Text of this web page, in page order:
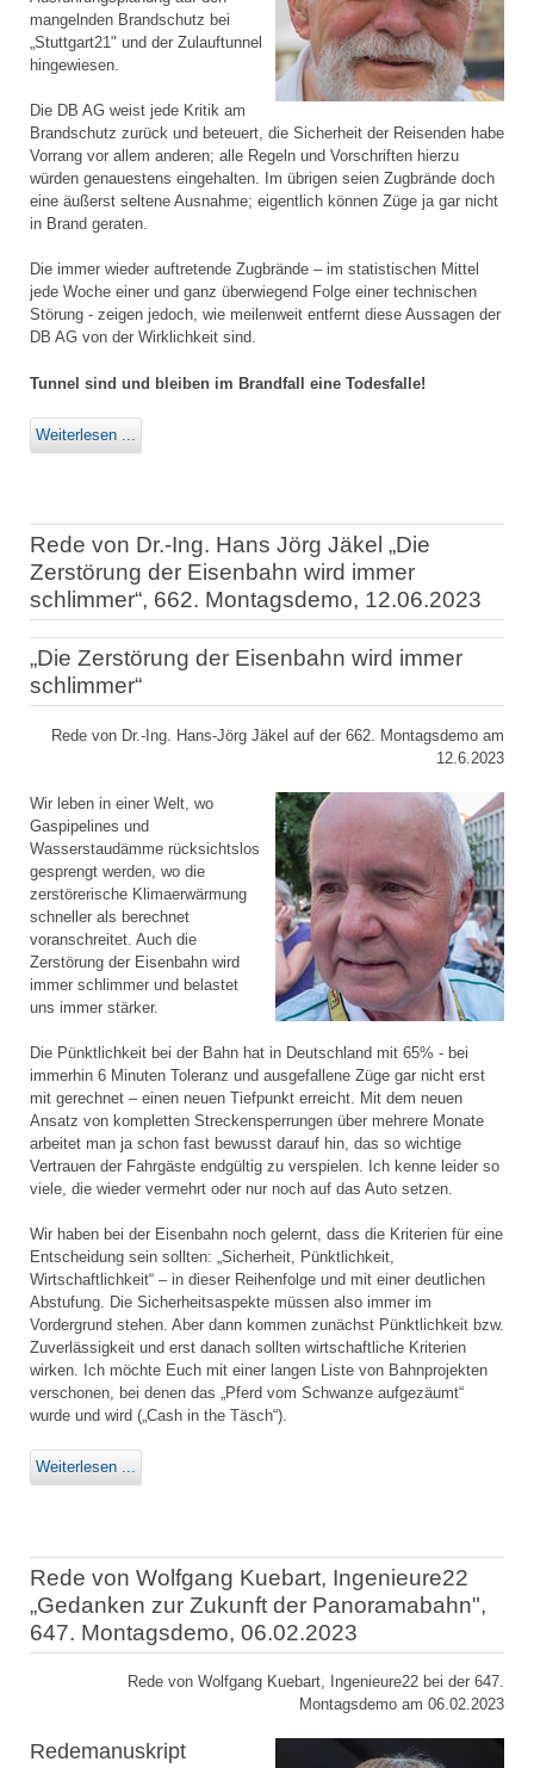
mangelnden Brandschutz bei
„Stuttgart21" und der Zulauftunnel
hingewiesen.
Die DB AG weist jede Kritik am
Brandschutz zurück und beteuert, die Sicherheit der Reisenden habe
Vorrang vor allem anderen; alle Regeln und Vorschriften hierzu
würden genauestens eingehalten. Im übrigen seien Zugbrände doch
eine äußerst seltene Ausnahme; eigentlich können Züge ja gar nicht
in Brand geraten.
Die immer wieder auftretende Zugbrände – im statistischen Mittel
jede Woche einer und ganz überwiegend Folge einer technischen
Störung - zeigen jedoch, wie meilenweit entfernt diese Aussagen der
DB AG von der Wirklichkeit sind.
Tunnel sind und bleiben im Brandfall eine Todesfalle!
Weiterlesen ...
Rede von Dr.-Ing. Hans Jörg Jäkel „Die
Zerstörung der Eisenbahn wird immer
schlimmer“, 662. Montagsdemo, 12.06.2023
„Die Zerstörung der Eisenbahn wird immer
schlimmer“
Rede von Dr.-Ing. Hans-Jörg Jäkel auf der 662. Montagsdemo am
12.6.2023
Wir leben in einer Welt, wo
Gaspipelines und
Wasserstaudämme rücksichtslos
gesprengt werden, wo die
zerstörerische Klimaerwärmung
schneller als berechnet
voranschreitet. Auch die
Zerstörung der Eisenbahn wird
immer schlimmer und belastet
uns immer stärker.
Die Pünktlichkeit bei der Bahn hat in Deutschland mit 65% - bei
immerhin 6 Minuten Toleranz und ausgefallene Züge gar nicht erst
mit gerechnet – einen neuen Tiefpunkt erreicht. Mit dem neuen
Ansatz von kompletten Streckensperrungen über mehrere Monate
arbeitet man ja schon fast bewusst darauf hin, das so wichtige
Vertrauen der Fahrgäste endgültig zu verspielen. Ich kenne leider so
viele, die wieder vermehrt oder nur noch auf das Auto setzen.
Wir haben bei der Eisenbahn noch gelernt, dass die Kriterien für eine
Entscheidung sein sollten: „Sicherheit, Pünktlichkeit,
Wirtschaftlichkeit“ – in dieser Reihenfolge und mit einer deutlichen
Abstufung. Die Sicherheitsaspekte müssen also immer im
Vordergrund stehen. Aber dann kommen zunächst Pünktlichkeit bzw.
Zuverlässigkeit und erst danach sollten wirtschaftliche Kriterien
wirken. Ich möchte Euch mit einer langen Liste von Bahnprojekten
verschonen, bei denen das „Pferd vom Schwanze aufgezäumt“
wurde und wird („Cash in the Täsch“).
Weiterlesen ...
Rede von Wolfgang Kuebart, Ingenieure22
„Gedanken zur Zukunft der Panoramabahn",
647. Montagsdemo, 06.02.2023
Rede von Wolfgang Kuebart, Ingenieure22 bei der 647.
Montagsdemo am 06.02.2023
Redemanuskript